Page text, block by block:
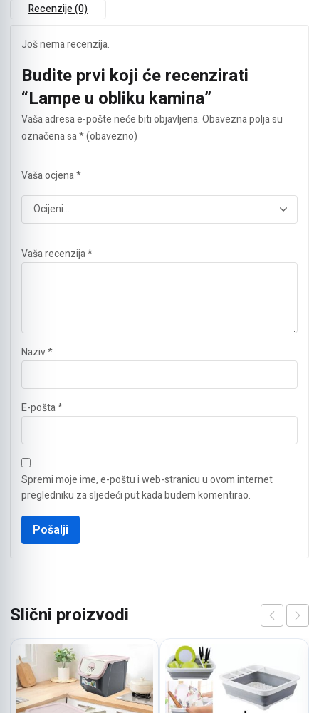
Recenzije (0)
Još nema recenzija.
Budite prvi koji će recenzirati
“Lampe u obliku kamina”
Vaša adresa e-pošte neće biti objavljena.Obavezna polja su
označena sa* (obavezno)
Vaša ocjena*
Vaša recenzija*
Naziv*
E-pošta*
Spremi moje ime, e-poštu i web-stranicu u ovom internet
pregledniku za sljedeći put kada budem komentirao.
Slični proizvodi